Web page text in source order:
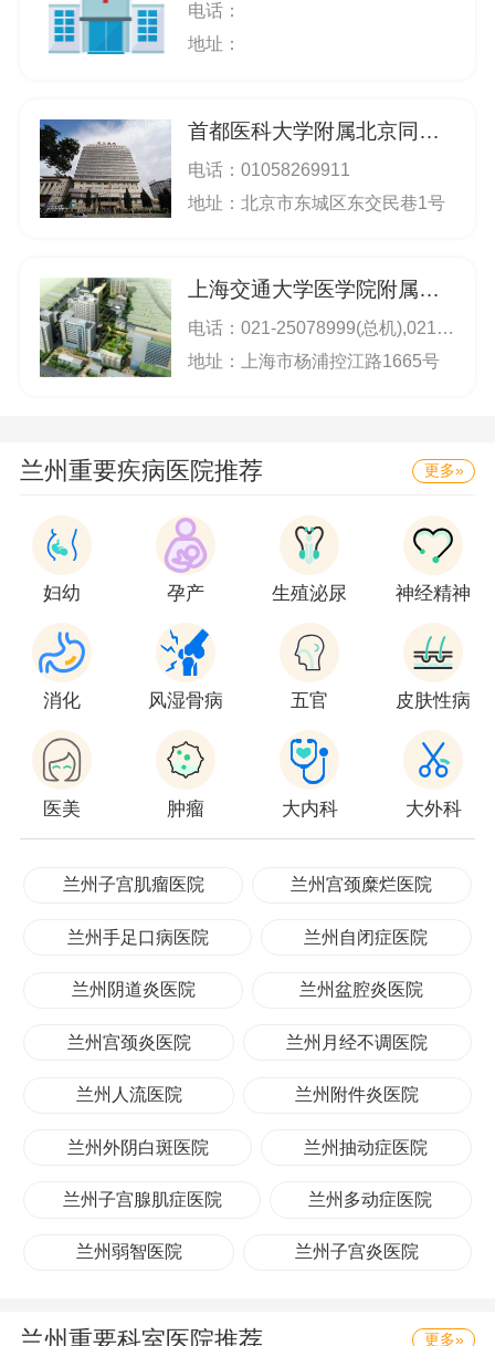
节、烧伤、工伤、盆底康复、疼痛、心理、职业
病、康复工程等特色康复科室;设有门急诊、内、
医技科室。拥有美国产上下肢康复机器人、白内
障飞秒激光手术系统、Verion白内障手术导航系
统、磁共振成像系统（MRI）、motomed智能运
仪、多感官康复训练系统、盆底功能康复治疗系
统、水疗系统、口腔X射线计算机体层摄影系
统、宫腹腔内镜手术系统、CT、准分子激光治疗
态脑电图及胃、肠镜等500多台国内外高精尖医
康复重点学科、全省医疗卫生重点学科，神经康
复专业和儿童康复专业为全省医疗卫生重点专
残疾人康复学会秘书处，省低视力视光中心和省
流动眼科医院均设在医院。作为省内规模最大、
技术资源中心，多年来，已为近百万人次患者提
供了不同层次的康复医疗服务，实施各类手术20
余万例。医院先后被国务院残工委、省政府残工
委授予“残疾人之家”;被誉为“全国最好的省级康复
拥有一流康复设施、一流康复人才、一流康复技
术现代化新院区，投入使用后将为更多患者实
电话：
地址：
首都医科大学附属北京同仁医院
电话： 01058269911
地址：北京市东城区东交民巷1号
上海交通大学医学院附属新华医院
电话： 021-25078999(总机),021-69692137(崇明分院)；021-25078999；
地址：上海市杨浦控江路1665号
兰州重要疾病医院推荐 更多»
妇幼 孕产 生殖泌尿 神经精神
消化 风湿骨病 五官 皮肤性病
医美 肿瘤 大内科 大外科
兰州子宫肌瘤医院 兰州宫颈糜烂医院
兰州手足口病医院 兰州自闭症医院
兰州阴道炎医院 兰州盆腔炎医院
兰州宫颈炎医院 兰州月经不调医院
兰州人流医院 兰州附件炎医院
兰州外阴白斑医院 兰州抽动症医院
兰州子宫腺肌症医院 兰州多动症医院
兰州弱智医院 兰州子宫炎医院
兰州重要科室医院推荐 更多»